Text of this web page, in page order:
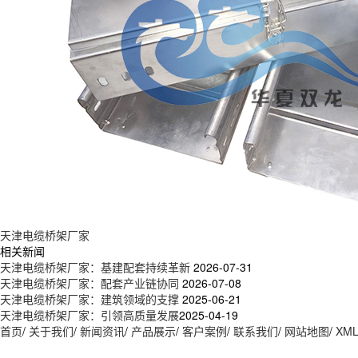
天津电缆桥架厂家
相关新闻
天津电缆桥架厂家：基建配套持续革新 2026-07-31
天津电缆桥架厂家：配套产业链协同 2026-07-08
天津电缆桥架厂家：建筑领域的支撑 2025-06-21
天津电缆桥架厂家：引领高质量发展​2025-04-19
首页/ 关于我们/ 新闻资讯/ 产品展示/ 客户案例/ 联系我们/ 网站地图/ XML